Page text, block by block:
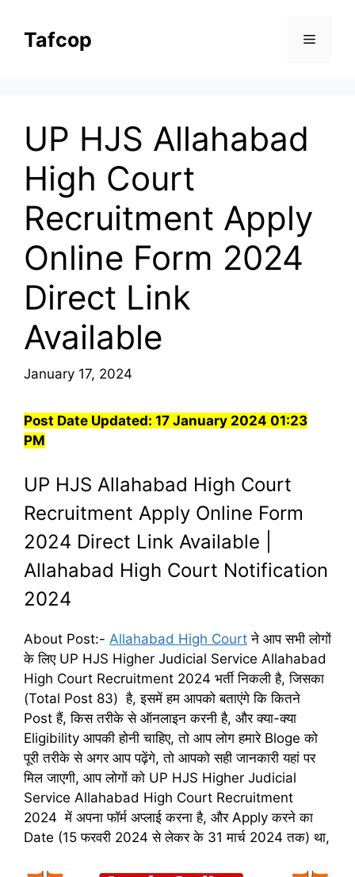
contentTafcop Menu
UP HJS Allahabad
High Court
Recruitment Apply
Online Form 2024
Direct Link
Available
January 17, 2024
Post Date Updated: 17 January 2024 01:23
PM
UP HJS Allahabad High Court
Recruitment Apply Online Form
2024 Direct Link Available |
Allahabad High Court Notification
2024
About Post:- Allahabad High Court ने आप सभी लोगों
के लिए UP HJS Higher Judicial Service Allahabad
High Court Recruitment 2024 भर्ती निकली है, जिसका
(Total Post 83) है, इसमें हम आपको बताएंगे कि कितने
Post हैं, किस तरीके से ऑनलाइन करनी है, और क्या-क्या
Eligibility आपकी होनी चाहिए, तो आप लोग हमारे Bloge को
पूरी तरीके से अगर आप पढ़ेंगे, तो आपको सही जानकारी यहां पर
मिल जाएगी, आप लोगों को UP HJS Higher Judicial
Service Allahabad High Court Recruitment
2024 में अपना फॉर्म अप्लाई करना है, और Apply करने का
Date (15 फरवरी 2024 से लेकर के 31 मार्च 2024 तक) था,